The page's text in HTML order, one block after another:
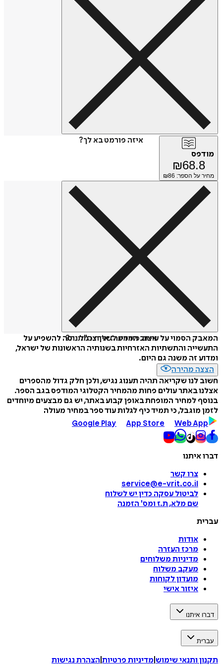
איזה פורמט בא לך?
מודפס
₪68.8
מחיר על הספר: ₪ 86
איזה פורמט לשלוח כמתנה?
המאבק הסמוי על עיצוב המדינה: איך צה"ל ניסה להשפיע על
התעשייה והתשתיות האזרחיות בשנותיה הראשונות של ישראל,
ומדוע זה משנה גם היום.
הצצה מהירה
חשוב לנו שקריאה תהיה תענוג נגיש, ולכן חלק גדול מהספרים
אצלנו באתר עולים פחות מהמחיר הקטלוגי המודפס בגב הספר.
בנוסף למחיר המופחת באופן קבוע באתר, יש גם מבצעים מיוחדים
לזמן מוגבל, כי תמיד כיף לגלות עוד ספר במחיר מעולה
Google Play
App Store Web App
דברו איתנו
צרו קשר
service@e-vrit.co.il
לביטול עסקה כדין יש לשלוח
שם מלא, ת.ז ומס' הזמנה
עברית
אודות
מרכז העזרה
מדיניות משלוחים
מעקב משלוח
מועדון לקוחות
איזור אישי
דברו איתנו
עברית
תקנון ותנאי שימוש מדיניות פרטיות הצהרת נגישות